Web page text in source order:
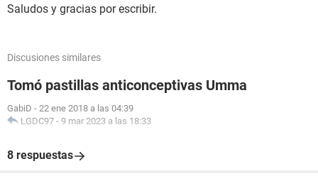
Saludos y gracias por escribir.
Discusiones similares
Tomó pastillas anticonceptivas Umma
GabiD - 22 ene 2018 a las 04:39
LGDC97 - 9 mar 2023 a las 18:33
8 respuestas